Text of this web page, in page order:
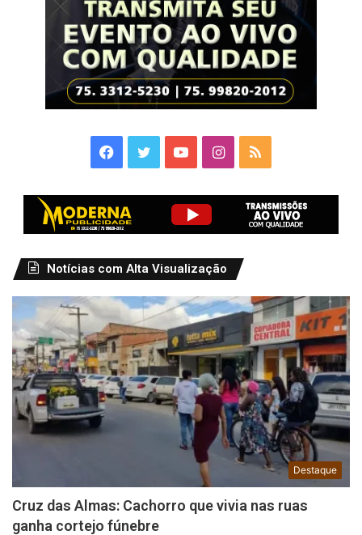
Facebook
TwitterYouTubeInstagram
RSS
Notícias com Alta Visualização
Destaque
Cruz das Almas: Cachorro que vivia nas ruas
ganha cortejo fúnebre